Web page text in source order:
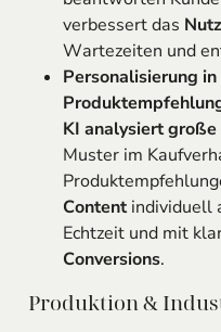
verbessert das
Wartezeiten und
Personalisierung
KI analysiert
Muster im
Contentindividuell
Echtzeit und mit
Conversions.
Produktion &